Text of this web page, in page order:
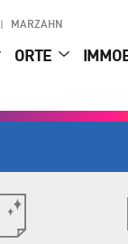
MARZAHN
ORTE